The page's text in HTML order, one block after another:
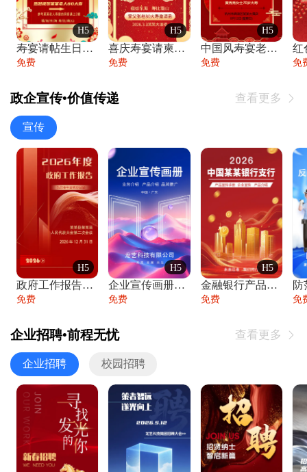
H5
寿宴请帖生日宴邀请函老人寿星生日快乐祝寿
免费
H5
喜庆寿宴请柬老人生日宴会邀请函请柬过大寿
免费
H5
中国风寿宴老人生日宴会邀请函寿宴请帖请柬
免费 免
政企宣传•价值传递 查看更多 
宣传
H5
政府工作报告政府年终工作总结
免费
H5
企业宣传画册公司简介产品介绍业务宣传手册
免费
H5
金融银行产品宣传手册企业宣传产品介绍
免费
防
免
企业招聘•前程无忧 查看更多 
企业招聘 校园招聘